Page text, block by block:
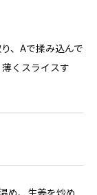
、Aで揉み込んで
くスライスす